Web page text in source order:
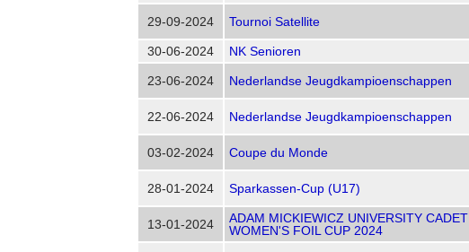
29-09-2024 Tournoi Satellite
30-06-2024
NK Senioren
23-06-2024 Nederlandse Jeugdkampioenschappen
22-06-2024 Nederlandse Jeugdkampioenschappen
03-02-2024 Coupe du Monde
28-01-2024 Sparkassen-Cup (U17)
13-01-2024
ADAM MICKIEWICZ UNIVERSITY CADET
WOMEN'S FOIL CUP 2024